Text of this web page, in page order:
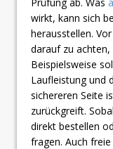
wirkt, kann sich
herausstellen.
darauf zu
Beispielsweise
Laufleistung und
sichereren Seite
zurückgreift.
direkt bestellen
fragen. Auch